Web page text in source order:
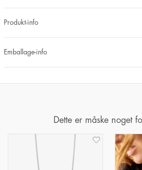
Produkt-info
Emballage-info
Dette er måske noget